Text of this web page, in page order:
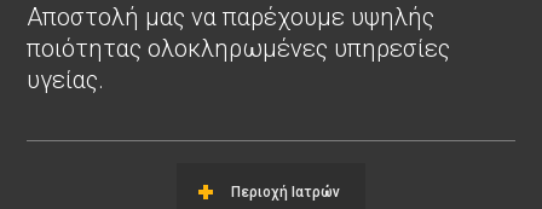
Αποστολή μας να παρέχουμε υψηλής
ποιότητας ολοκληρωμένες υπηρεσίες
υγείας.
Περιοχή Ιατρών